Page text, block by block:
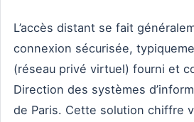
L’accès distant se fait
connexion sécurisée,
(réseau privé virtuel) fourni et
Direction des systèmes
de Paris. Cette solution chiffre